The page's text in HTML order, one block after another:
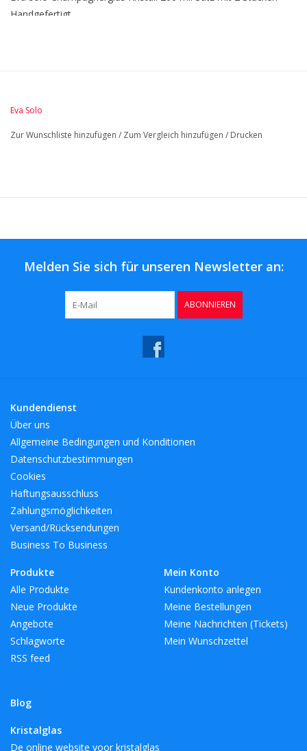
Handgefertigt
Eva Solo
Zur Wunschliste hinzufügen / Zum Vergleich hinzufügen / Drucken
Melden Sie sich für unseren Newsletter an:
ABONNIEREN
Kundendienst
Über uns
Allgemeine Bedingungen und Konditionen
Datenschutzbestimmungen
Cookies
Haftungsausschluss
Zahlungsmöglichkeiten
Versand/Rücksendungen
Business To Business
Produkte
Alle Produkte
Neue Produkte
Angebote
Schlagworte
RSS feed
Blog
Mein Konto
Kundenkonto anlegen
Meine Bestellungen
Meine Nachrichten (Tickets)
Mein Wunschzettel
Kristalglas
De online website voor kristalglas